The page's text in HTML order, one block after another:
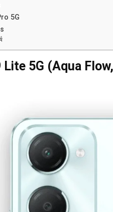
5G
Lite 5G (Aqua